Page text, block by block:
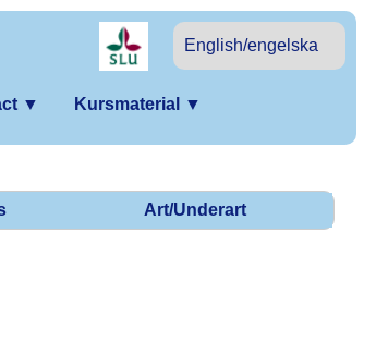
English/engelska
▼ Kursmaterial ▼
Art/Underart